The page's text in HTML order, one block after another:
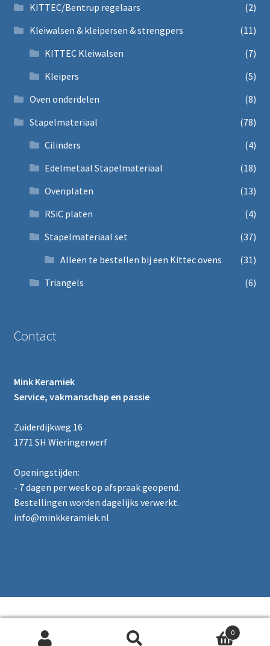
KITTEC/Bentrup regelaars
(2)
Kleiwalsen & kleipersen & strengpers
(11)
KITTEC Kleiwalsen
(7)
Kleipers
(5)
Oven onderdelen
(8)
Stapelmateriaal
(78)
Cilinders
(4)
Edelmetaal Stapelmateriaal
(18)
Ovenplaten
(13)
RSiC platen
(4)
Stapelmateriaal set
(37)
Alleen te bestellen bij een Kittec ovens
(31)
Triangels
(6)
Contact
Mink Keramiek
Service, vakmanschap en passie
Zuiderdijkweg 16
1771 SH Wieringerwerf
Openingstijden:
- 7 dagen per week op afspraak geopend.
Bestellingen worden dagelijks verwerkt.
info@minkkeramiek.nl
0